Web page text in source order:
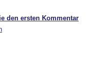
den ersten Kommentar